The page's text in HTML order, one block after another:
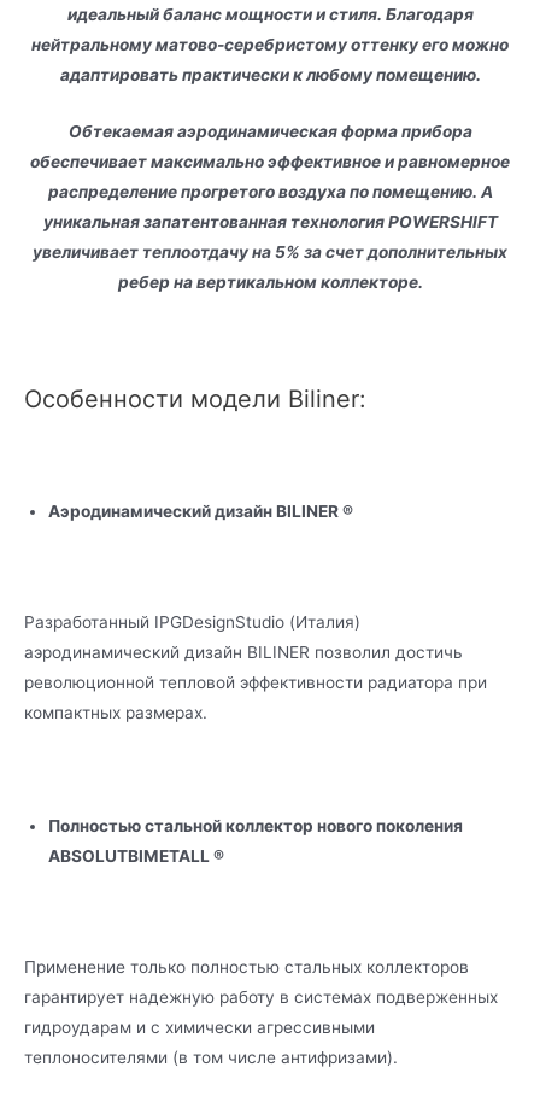
идеальный баланс мощности и стиля. Благодаря
нейтральному матово-серебристому оттенку его можно
адаптировать практически к любому помещению.
Обтекаемая аэродинамическая форма прибора
обеспечивает максимально эффективное и равномерное
распределение прогретого воздуха по помещению. А
уникальная запатентованная технология POWERSHIFT
увеличивает теплоотдачу на 5% за счет дополнительных
ребер на вертикальном коллекторе.
Особенности модели Biliner:
Аэродинамический дизайн BILINER ®
Разработанный IPGDesignStudio (Италия)
аэродинамический дизайн BILINER позволил достичь
революционной тепловой эффективности радиатора при
компактных размерах.
Полностью стальной коллектор нового поколения
ABSOLUTBIMETALL ®
Применение только полностью стальных коллекторов
гарантирует надежную работу в системах подверженных
гидроударам и с химически агрессивными
теплоносителями (в том числе антифризами).